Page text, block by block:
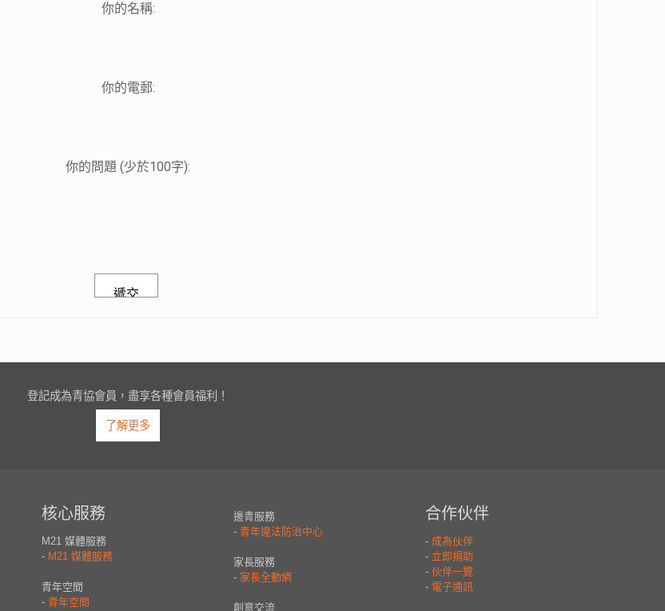
你的名稱:
你的電郵:
你的問題 (少於100字):
登記成為青協會員，盡享各種會員福利！
了解更多